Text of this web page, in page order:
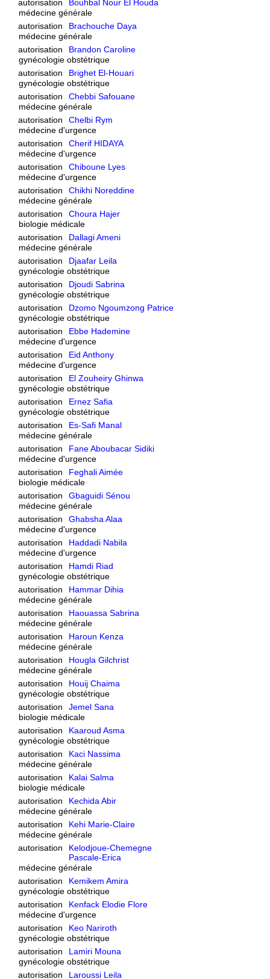
autorisation
Bouhbal Nour El Houda
médecine générale
autorisation
Brachouche Daya
médecine générale
autorisation
Brandon Caroline
gynécologie obstétrique
autorisation
Brighet El-Houari
gynécologie obstétrique
autorisation
Chebbi Safouane
médecine générale
autorisation
Chelbi Rym
médecine d'urgence
autorisation
Cherif HIDAYA
médecine d'urgence
autorisation
Chiboune Lyes
médecine d'urgence
autorisation
Chikhi Noreddine
médecine générale
autorisation
Choura Hajer
biologie médicale
autorisation
Dallagi Ameni
médecine générale
autorisation
Djaafar Leila
gynécologie obstétrique
autorisation
Djoudi Sabrina
gynécologie obstétrique
autorisation
Dzomo Ngoumzong Patrice
gynécologie obstétrique
autorisation
Ebbe Hademine
médecine d'urgence
autorisation
Eid Anthony
médecine d'urgence
autorisation
El Zouheiry Ghinwa
gynécologie obstétrique
autorisation
Ernez Safia
gynécologie obstétrique
autorisation
Es-Safi Manal
médecine générale
autorisation
Fane Aboubacar Sidiki
médecine d'urgence
autorisation
Feghali Aimée
biologie médicale
autorisation
Gbaguidi Sénou
médecine générale
autorisation
Ghabsha Alaa
médecine d'urgence
autorisation
Haddadi Nabila
médecine d'urgence
autorisation
Hamdi Riad
gynécologie obstétrique
autorisation
Hammar Dihia
médecine générale
autorisation
Haouassa Sabrina
médecine générale
autorisation
Haroun Kenza
médecine générale
autorisation
Hougla Gilchrist
médecine générale
autorisation
Houij Chaima
gynécologie obstétrique
autorisation
Jemel Sana
biologie médicale
autorisation
Kaaroud Asma
gynécologie obstétrique
autorisation
Kaci Nassima
médecine générale
autorisation
Kalai Salma
biologie médicale
autorisation
Kechida Abir
médecine générale
autorisation
Kehi Marie-Claire
médecine générale
autorisation
Kelodjoue-Chemegne
Pascale-Erica
médecine générale
autorisation
Kemikem Amira
gynécologie obstétrique
autorisation
Kenfack Elodie Flore
médecine d'urgence
autorisation
Keo Nariroth
gynécologie obstétrique
autorisation
Lamiri Mouna
gynécologie obstétrique
autorisation
Laroussi Leila